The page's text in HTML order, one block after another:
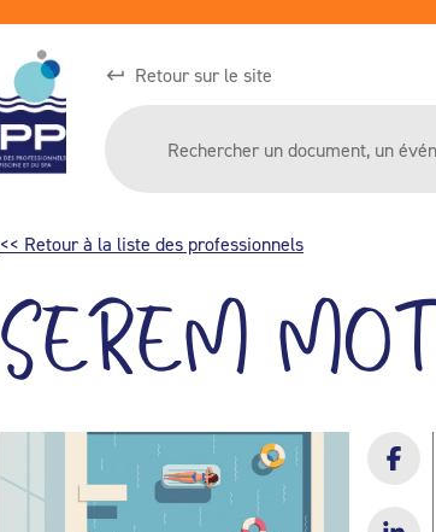
Retour sur le site
<< Retour à la liste des professionnels
SEREM